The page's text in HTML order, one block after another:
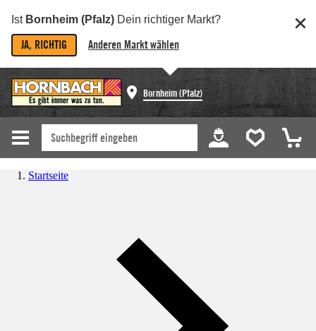
Ist Bornheim (Pfalz) Dein richtiger Markt?
JA, RICHTIG Anderen Markt wählen
Bornheim (Pfalz)
Startseite